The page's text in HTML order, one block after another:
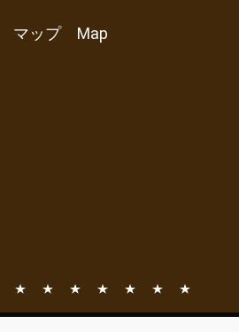
マップ Map
📧
📚
⛺
🎦
👦
👧
旧